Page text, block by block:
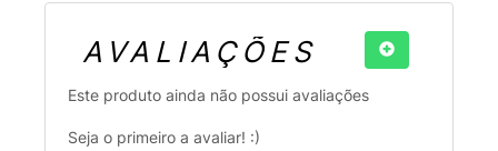
AVALIAÇÕES
Este produto ainda não possui avaliações
Seja o primeiro a avaliar! :)